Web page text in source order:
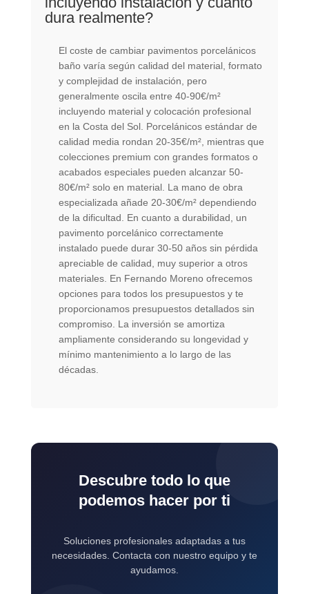
dura realmente?
El coste de cambiar pavimentos porcelánicos
baño varía según calidad del material, formato
y complejidad de instalación, pero
generalmente oscila entre 40-90€/m²
incluyendo material y colocación profesional
en la Costa del Sol. Porcelánicos estándar de
calidad media rondan 20-35€/m², mientras que
colecciones premium con grandes formatos o
acabados especiales pueden alcanzar 50-
80€/m² solo en material. La mano de obra
especializada añade 20-30€/m² dependiendo
de la dificultad. En cuanto a durabilidad, un
pavimento porcelánico correctamente
instalado puede durar 30-50 años sin pérdida
apreciable de calidad, muy superior a otros
materiales. En Fernando Moreno ofrecemos
opciones para todos los presupuestos y te
proporcionamos presupuestos detallados sin
compromiso. La inversión se amortiza
ampliamente considerando su longevidad y
mínimo mantenimiento a lo largo de las
décadas.
Descubre todo lo que
podemos hacer por ti
Soluciones profesionales adaptadas a tus
necesidades. Contacta con nuestro equipo y te
ayudamos.